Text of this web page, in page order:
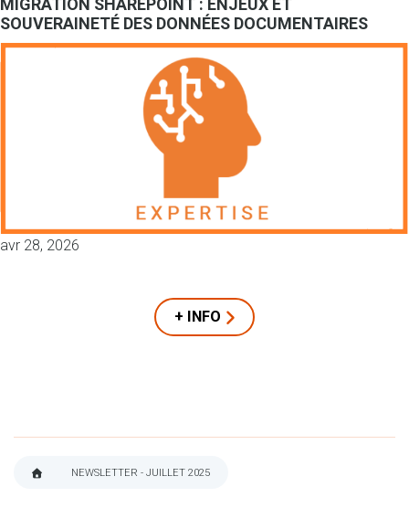
MIGRATION SHAREPOINT : ENJEUX ET
SOUVERAINETÉ DES DONNÉES DOCUMENTAIRES
avr 28, 2026
+ INFO
NEWSLETTER - JUILLET 2025